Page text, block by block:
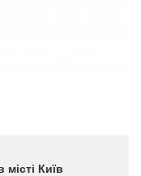
Київ